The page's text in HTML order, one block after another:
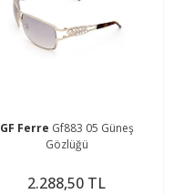
GF Ferre Gf883 05 Güneş
Gözlüğü
2.288,50 TL